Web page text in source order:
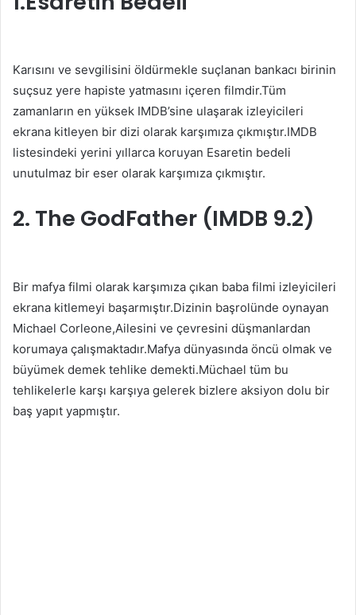
Karısını ve sevgilisini öldürmekle suçlanan bankacı birinin
suçsuz yere hapiste yatmasını içeren filmdir.Tüm
zamanların en yüksek IMDB’sine ulaşarak izleyicileri
ekrana kitleyen bir dizi olarak karşımıza çıkmıştır.IMDB
listesindeki yerini yıllarca koruyan Esaretin bedeli
unutulmaz bir eser olarak karşımıza çıkmıştır.
2. The GodFather (IMDB 9.2)
Bir mafya filmi olarak karşımıza çıkan baba filmi izleyicileri
ekrana kitlemeyi başarmıştır.Dizinin başrolünde oynayan
Michael Corleone,Ailesini ve çevresini düşmanlardan
korumaya çalışmaktadır.Mafya dünyasında öncü olmak ve
büyümek demek tehlike demekti.Müchael tüm bu
tehlikelerle karşı karşıya gelerek bizlere aksiyon dolu bir
baş yapıt yapmıştır.